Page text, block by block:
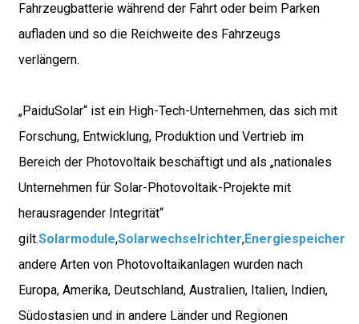
Fahrzeugbatterie während der Fahrt oder beim Parken
aufladen und so die Reichweite des Fahrzeugs
verlängern.
„PaiduSolar“ ist ein High-Tech-Unternehmen, das sich mit
Forschung, Entwicklung, Produktion und Vertrieb im
Bereich der Photovoltaik beschäftigt und als „nationales
Unternehmen für Solar-Photovoltaik-Projekte mit
herausragender Integrität“
gilt.Solarmodule,Solarwechselrichter,
andere Arten von Photovoltaikanlagen wurden nach
Europa, Amerika, Deutschland, Australien, Italien, Indien,
Südostasien und in andere Länder und Regionen